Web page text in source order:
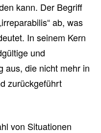
kann. Der Begriff
ab, was
In seinem Kern
und
aus, die nicht mehr in
zurückgeführt
von Situationen